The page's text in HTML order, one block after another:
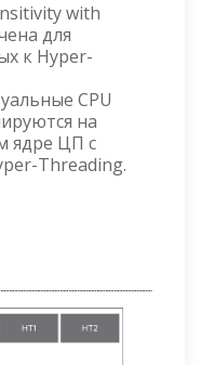
with
для
к Hyper-
CPU
на
ядре ЦП с
Threading.